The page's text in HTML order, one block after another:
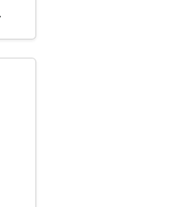
.